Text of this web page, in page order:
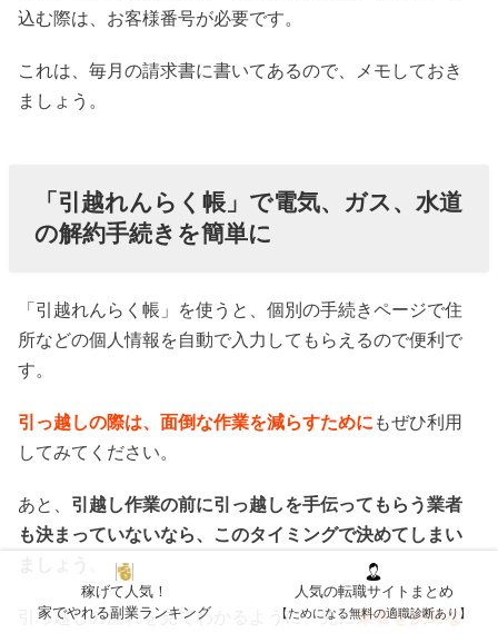
込む際は、お客様番号が必要です。
これは、毎月の請求書に書いてあるので、メモしておき
ましょう。
「引越れんらく帳」で電気、ガス、水道
の解約手続きを簡単に
「引越れんらく帳」を使うと、個別の手続きページで住
所などの個人情報を自動で入力してもらえるので便利で
す。
引っ越しの際は、面倒な作業を減らすために もぜひ利用
してみてください。
あと、 引越し作業の前に引っ越しを手伝ってもらう業者
も決まっていないなら、このタイミングで決めてしまい
引っ越しの流れを見てわかるように、先に業者を決めな
稼げて人気！
家でやれる副業ランキング
人気の転職サイトまとめ
【ためになる無料の適職診断あり】